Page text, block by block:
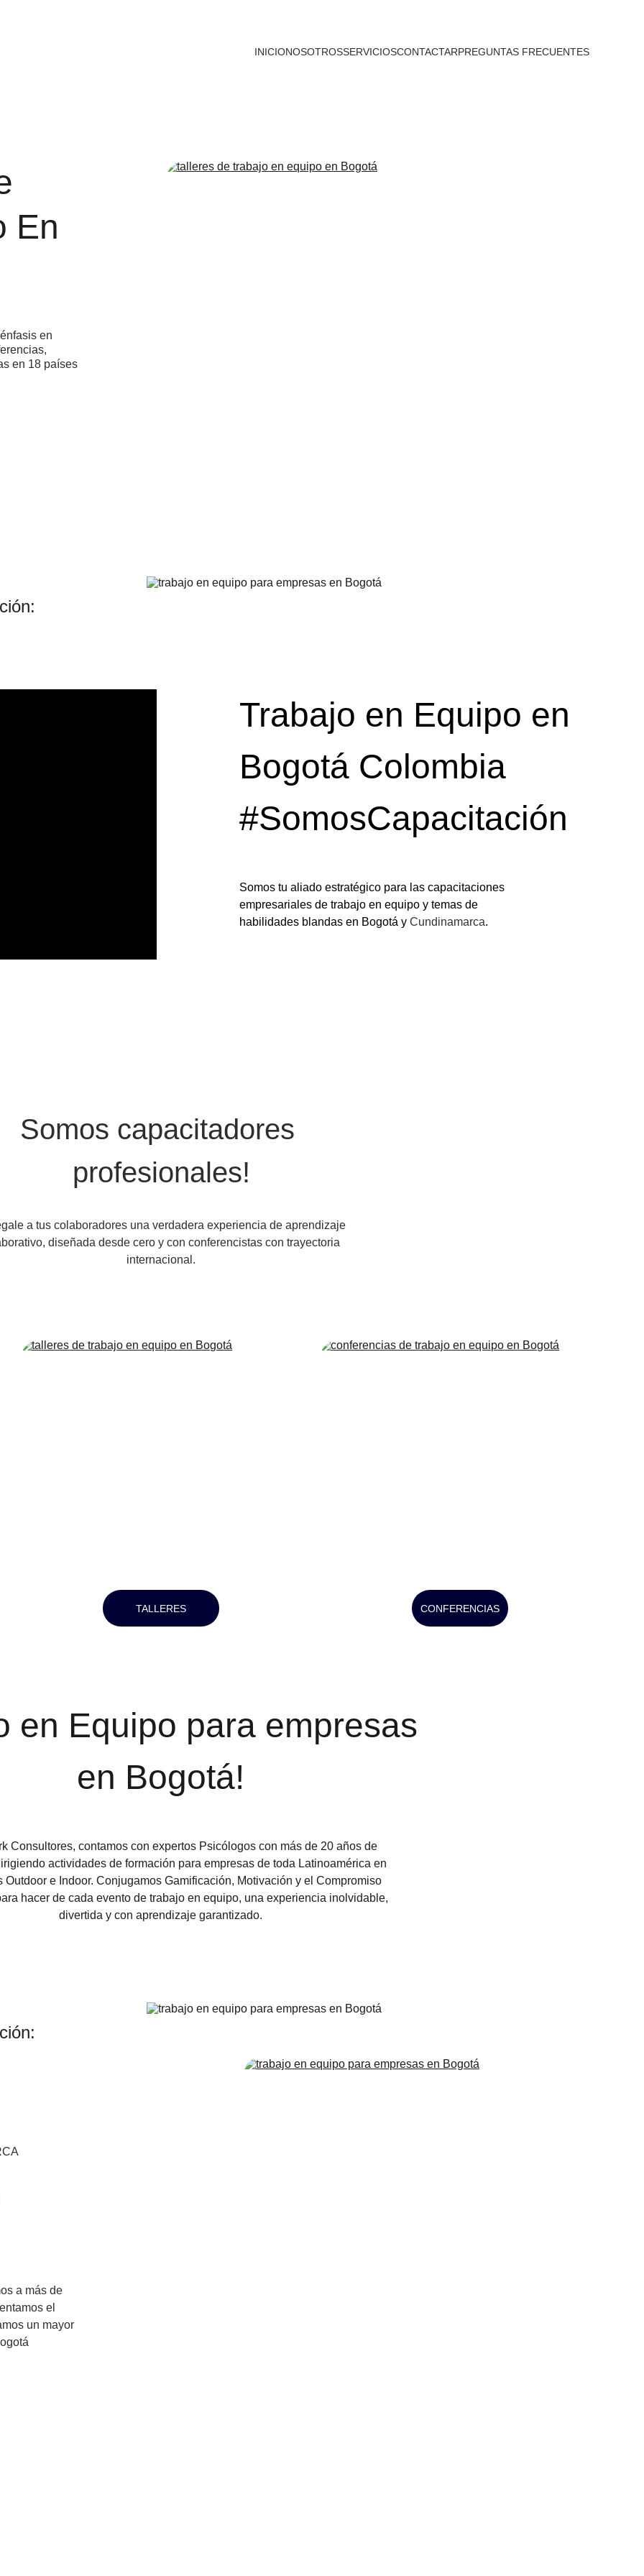
INICIONOSOTROSSERVICIOSCONTACTARPREGUNTAS FRECUENTES
En
en
en 18 países
Trabajo en Equipo en
Bogotá Colombia
#SomosCapacitación
Somos tu aliado estratégico para las capacitaciones
empresariales de trabajo en equipo y temas de
habilidades blandas en Bogotá y Cundinamarca.
Somos capacitadores
profesionales!
a tus colaboradores una verdadera experiencia de aprendizaje
diseñada desde cero y con conferencistas con trayectoria
internacional.
TALLERES CONFERENCIAS
en Equipo para empresas
en Bogotá!
Consultores, contamos con expertos Psicólogos con más de 20 años de
actividades de formación para empresas de toda Latinoamérica en
Outdoor e Indoor. Conjugamos Gamificación, Motivación y el Compromiso
hacer de cada evento de trabajo en equipo, una experiencia inolvidable,
divertida y con aprendizaje garantizado.
a más de
el
un mayor